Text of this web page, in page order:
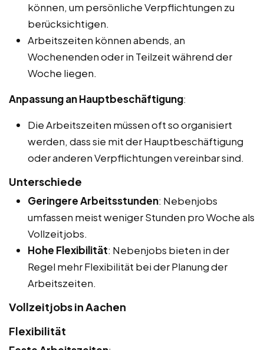
können, um persönliche Verpflichtungen zu
berücksichtigen.
Arbeitszeiten können abends, an
Wochenenden oder in Teilzeit während der
Woche liegen.
Anpassung an Hauptbeschäftigung:
Die Arbeitszeiten müssen oft so organisiert
werden, dass sie mit der Hauptbeschäftigung
oder anderen Verpflichtungen vereinbar sind.
Unterschiede
Geringere Arbeitsstunden: Nebenjobs
umfassen meist weniger Stunden pro Woche als
Vollzeitjobs.
Hohe Flexibilität: Nebenjobs bieten in der
Regel mehr Flexibilität bei der Planung der
Arbeitszeiten.
Vollzeitjobs in Aachen
Flexibilität